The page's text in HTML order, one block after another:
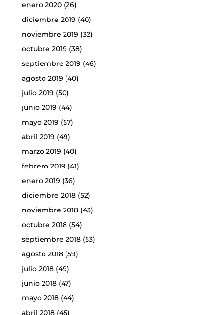
enero 2020(26)
diciembre 2019 (40)
noviembre 2019 (32)
octubre 2019 (38)
septiembre 2019 (46)
agosto 2019 (40)
julio 2019 (50)
junio 2019 (44)
mayo 2019 (57)
abril 2019 (49)
marzo 2019 (40)
febrero 2019 (41)
enero 2019 (36)
diciembre 2018(52)
noviembre 2018(43)
octubre 2018(54)
septiembre 2018(53)
agosto 2018(59)
julio 2018(49)
junio 2018(47)
mayo 2018(44)
abril 2018(45)